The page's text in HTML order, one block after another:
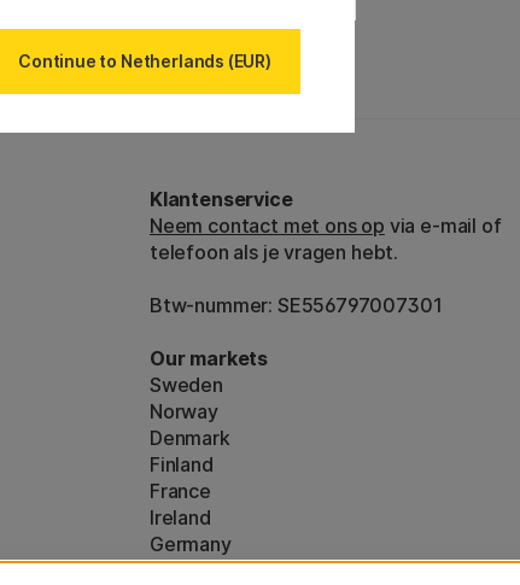
Klantenservice
Neem contact met ons op via e-mail of
telefoon als je vragen hebt.
Btw-nummer: SE556797007301
Our markets
Sweden
Norway
Denmark
Finland
France
Ireland
Germany
UK
Continue to Netherlands (EUR)